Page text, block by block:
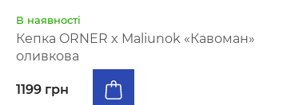
В наявності
Кепка ORNER x Maliunok «Кавоман»
оливкова
1199 грн